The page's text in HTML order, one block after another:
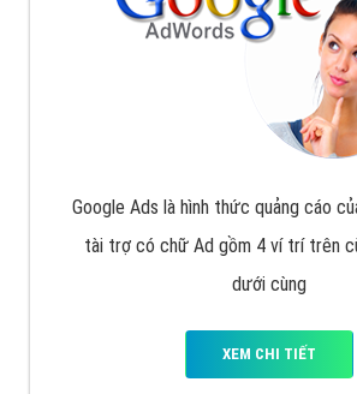
Google Ads là hình thức quảng cáo
tài trợ có chữ Ad gồm 4 ví trí trên
dưới cùng
XEM CHI TIẾT